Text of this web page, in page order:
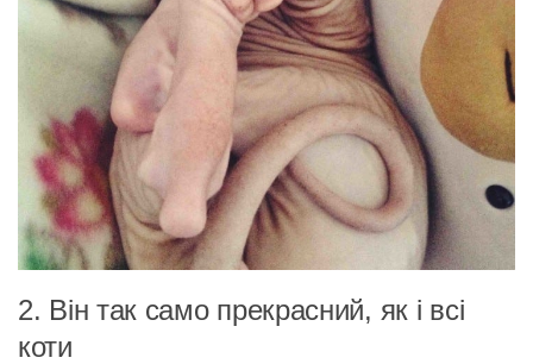
2. Він так само прекрасний, як і всі
коти